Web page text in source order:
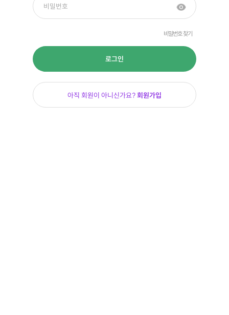
비밀번호 찾기
로그인
아직 회원이 아니신가요?회원가입